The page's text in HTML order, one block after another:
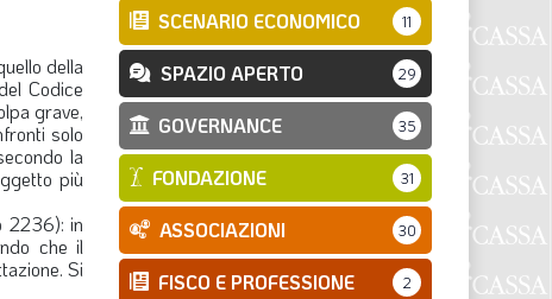
della
Codice
grave,
solo
la
più
2236): in
che il
Si
SCENARIO ECONOMICO 11
SPAZIO APERTO 29
GOVERNANCE 35
FONDAZIONE 31
ASSOCIAZIONI 30
FISCO E PROFESSIONE 2